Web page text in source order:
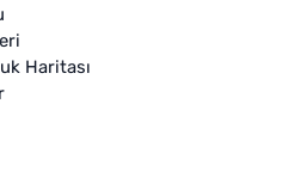
Haritası